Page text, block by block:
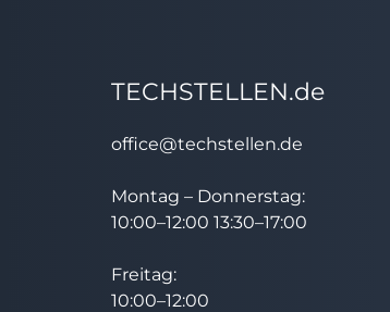
TECHSTELLEN.de
office@techstellen.de
Montag – Donnerstag:
10:00–12:00 13:30–17:00
Freitag:
10:00–12:00